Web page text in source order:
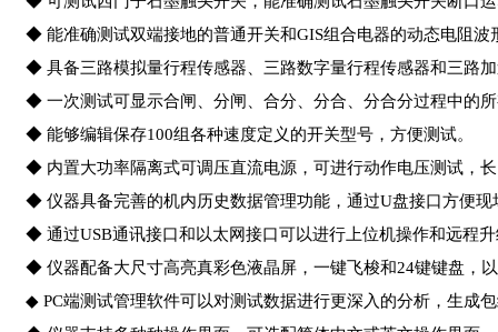
◆ 能准确测试双端接地的普通开关和GIS组合电器的动态电阻波
◆ 具备三路模拟量行程传感器、三路数字量行程传感器和三路
◆ 一次测试可显示合闸、分闸、合分、分合、分合分过程中的
◆ 能够编辑保存100组各种速度定义的开关型号，方便测试。
◆ 内置大功率隔离式可调压直流电源，可进行动作电压测试，
◆ 仪器具备完善的机内历史数据管理功能，通过U盘接口方便
◆ 通过USB通讯接口和以太网接口可以进行上位机操作和远程
◆ 仪器配备大尺寸高亮真彩色液晶屏，一键飞梭和24键键盘，
◆ PC端测试管理软件可以对测试数据进行更深入的分析，生成